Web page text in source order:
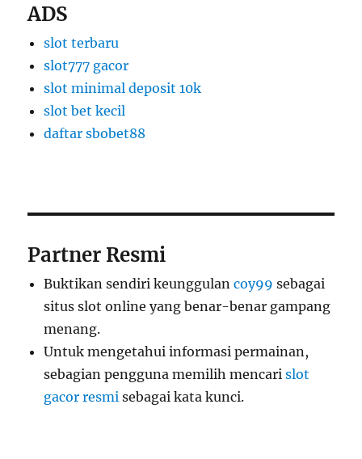
ADS
slot terbaru
slot777 gacor
slot minimal deposit 10k
slot bet kecil
daftar sbobet88
Partner Resmi
Buktikan sendiri keunggulancoy99 sebagai
situs slot online yang benar-benar gampang
menang.
Untuk mengetahui informasi permainan,
sebagian pengguna memilih mencarislot
gacor resmi sebagai kata kunci.